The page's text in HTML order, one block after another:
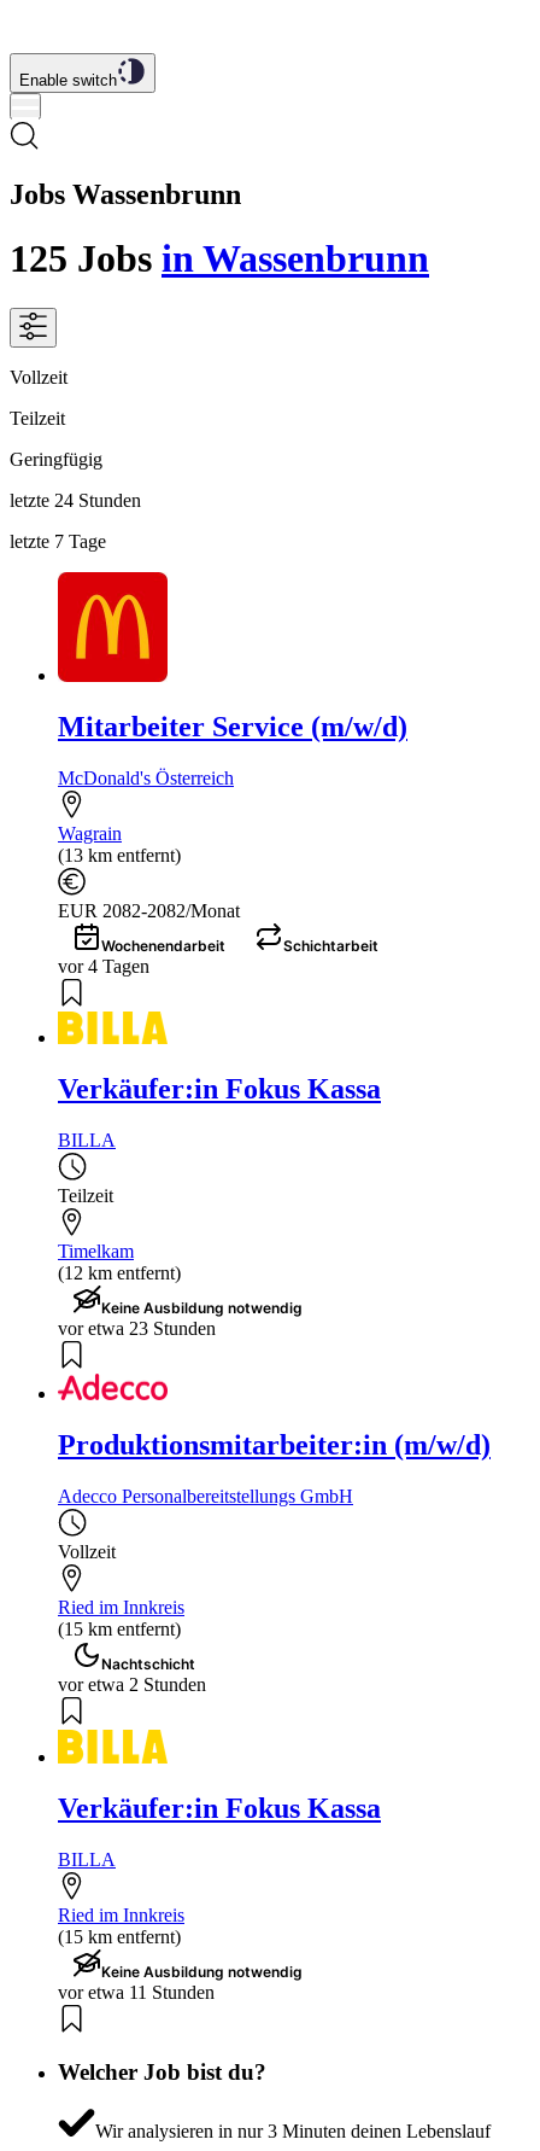
Enable switch
Jobs Wassenbrunn
125 Jobs in Wassenbrunn
Vollzeit
Teilzeit
Geringfügig
letzte 24 Stunden
letzte 7 Tage
Mitarbeiter Service (m/w/d)
McDonald's Österreich
Wagrain
(13 km entfernt)
EUR 2082-2082/Monat
Wochenendarbeit Schichtarbeit
vor 4 Tagen
Verkäufer:in Fokus Kassa
BILLA
Teilzeit
Timelkam
(12 km entfernt)
Keine Ausbildung notwendig
vor etwa 23 Stunden
Produktionsmitarbeiter:in (m/w/d)
Adecco Personalbereitstellungs GmbH
Vollzeit
Ried im Innkreis
(15 km entfernt)
Nachtschicht
vor etwa 2 Stunden
Verkäufer:in Fokus Kassa
BILLA
Ried im Innkreis
(15 km entfernt)
Keine Ausbildung notwendig
vor etwa 11 Stunden
Welcher Job bist du?
Wir analysieren in nur 3 Minuten deinen Lebenslauf